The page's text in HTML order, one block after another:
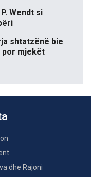
Wendt si
shtatzënë bie
por mjekët
dhe Rajoni